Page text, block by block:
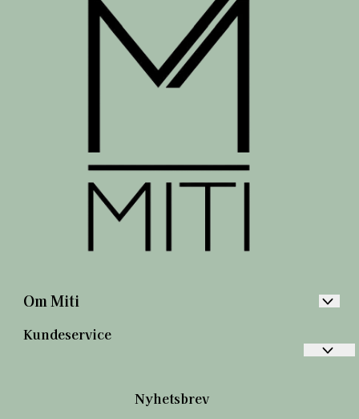
Om Miti
Åpningstider
Kundeservice
Nyhetsbrev